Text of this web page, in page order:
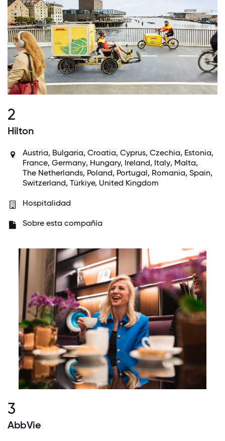
2
Hilton
Austria, Bulgaria, Croatia, Cyprus, Czechia, Estonia,
France, Germany, Hungary, Ireland, Italy, Malta,
The Netherlands, Poland, Portugal, Romania, Spain,
Switzerland, Türkiye, United Kingdom
Hospitalidad
Sobre esta compañía
3
AbbVie